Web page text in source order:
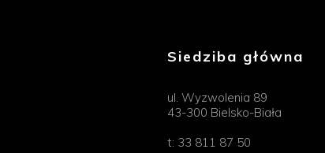
Siedziba główna
ul. Wyzwolenia 89
43-300 Bielsko-Biała
t: 33 811 87 50